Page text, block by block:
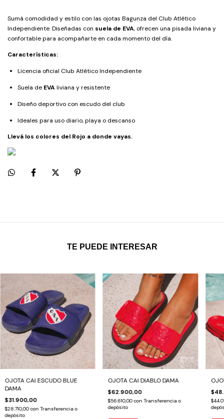
Sumá comodidad y estilo con las ojotas Bagunza del Club Atlético
Independiente. Diseñadas con suela de EVA, ofrecen una pisada liviana y
confortable para acompañarte en cada momento del día.
Características:
Licencia oficial Club Atlético Independiente
Suela de EVA liviana y resistente
Diseño deportivo con escudo del club
Ideales para uso diario, playa o descanso
Llevá los colores del Rojo a donde vayas.
TE PUEDE INTERESAR
OJOTA CAI ESCUDO BLUE
DAMA
$31.900,00
$28.710,00con Transferencia o
depósito
OJOTA CAI DIABLO DAMA
$62.900,00
$56.610,00con Transferencia o
depósito